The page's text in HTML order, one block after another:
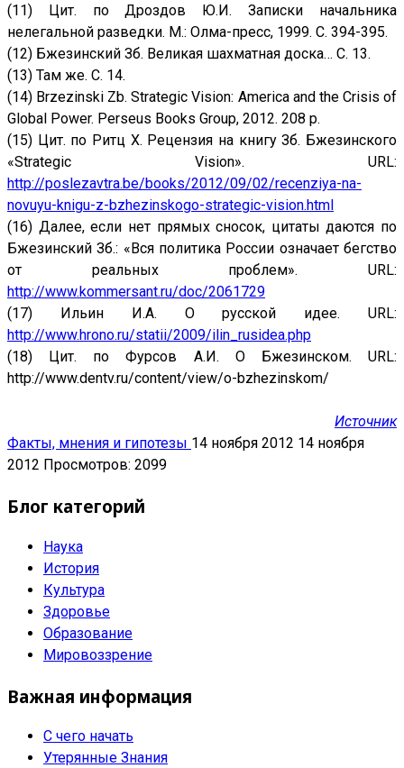
(11) Цит. по Дроздов Ю.И. Записки начальника
нелегальной разведки. М.: Олма-пресс, 1999. С. 394-395.
(12) Бжезинский Зб. Великая шахматная доска… С. 13.
(13) Там же. С. 14.
(14) Brzezinski Zb. Strategic Vision: America and the Crisis of
Global Power. Perseus Books Group, 2012. 208 p.
(15) Цит. по Ритц Х. Рецензия на книгу Зб. Бжезинского
«Strategic Vision». URL:
http://poslezavtra.be/books/2012/09/02/recenziya-na-
novuyu-knigu-z-bzhezinskogo-strategic-vision.html
(16) Далее, если нет прямых сносок, цитаты даются по
Бжезинский Зб.: «Вся политика России означает бегство
от реальных проблем». URL:
http://www.kommersant.ru/doc/2061729
(17) Ильин И.А. О русской идее. URL:
http://www.hrono.ru/statii/2009/ilin_rusidea.php
(18) Цит. по Фурсов А.И. О Бжезинском. URL:
http://www.dentv.ru/content/view/o-bzhezinskom/
Источник
Факты, мнения и гипотезы 14 ноября 2012 14 ноября
2012 Просмотров: 2099
Блог категорий
Наука
История
Культура
Здоровье
Образование
Мировоззрение
Важная информация
С чего начать
Утерянные Знания